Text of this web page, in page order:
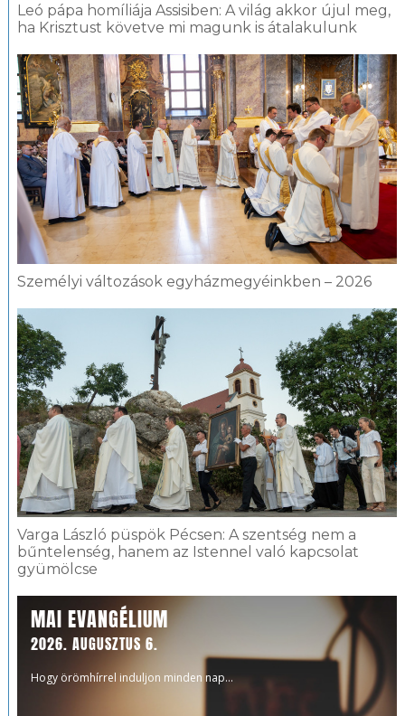
Leó pápa homíliája Assisiben: A világ akkor újul meg,
ha Krisztust követve mi magunk is átalakulunk
Személyi változások egyházmegyéinkben – 2026
Varga László püspök Pécsen: A szentség nem a
bűntelenség, hanem az Istennel való kapcsolat
gyümölcse
MAI EVANGÉLIUM
2026. AUGUSZTUS 6.
Hogy örömhírrel induljon minden nap...